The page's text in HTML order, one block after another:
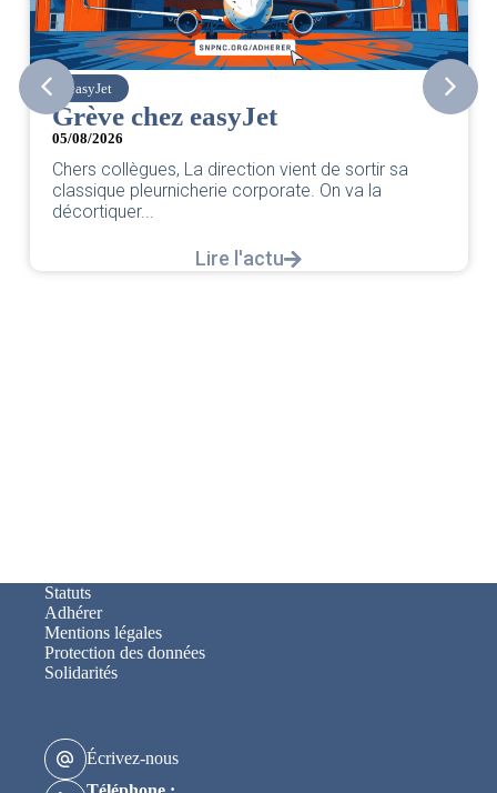
easyJet
Grève chez easyJet
05/08/2026
Chers collègues, La direction vient de sortir sa
classique pleurnicherie corporate. On va la
décortiquer...
Lire l'actu
Statuts
Adhérer
Mentions légales
Protection des données
Solidarités
Écrivez-nous